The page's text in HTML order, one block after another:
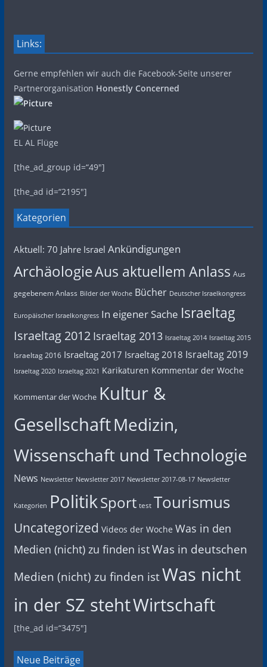
Links:
Gerne empfehlen wir auch die Facebook-Seite unserer
Partnerorganisation Honestly Concerned
EL AL Flüge
[the_ad_group id=“49″]
[the_ad id=“2195″]
Kategorien
Aktuell: 70 Jahre Israel Ankündigungen
ArchäologieAus aktuellem Anlass Aus
gegebenem Anlass Bilder der Woche Bücher Deutscher Israelkongress
Europäischer Israelkongress In eigener Sache Israeltag
Israeltag 2012 Israeltag 2013 Israeltag 2014 Israeltag 2015
Israeltag 2016 Israeltag 2017 Israeltag 2018 Israeltag 2019
Israeltag 2020 Israeltag 2021 Karikaturen Kommentar der Woche
Kommentar der Woche Kultur &
GesellschaftMedizin,
Wissenschaft und Technologie
News Newsletter Newsletter 2017 Newsletter 2017-08-17 Newsletter
Kategorien PolitikSport test Tourismus
Uncategorized Videos der Woche Was in den
Medien (nicht) zu finden istWas in deutschen
Medien (nicht) zu finden istWas nicht
in der SZ stehtWirtschaft
[the_ad id=“3475″]
Neue Beiträge